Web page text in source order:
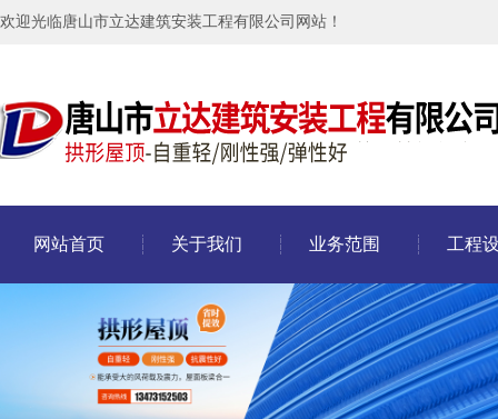
欢迎光临唐山市立达建筑安装工程有限公司网站！
网站首页 关于我们 业务范围 工程